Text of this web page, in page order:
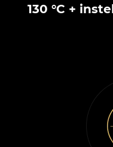
130 °C +